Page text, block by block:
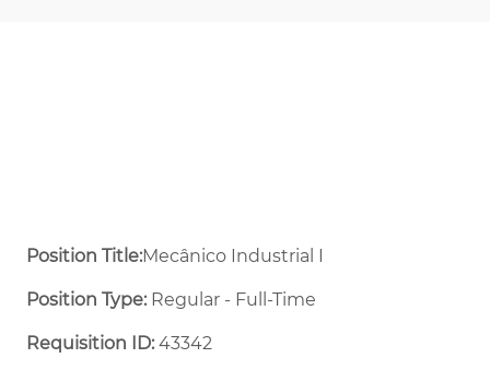
Position Title:Mecânico Industrial I
Position Type:Regular - Full-Time ​
Requisition ID:43342